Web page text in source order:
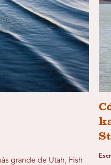
grande de Utah, Fish